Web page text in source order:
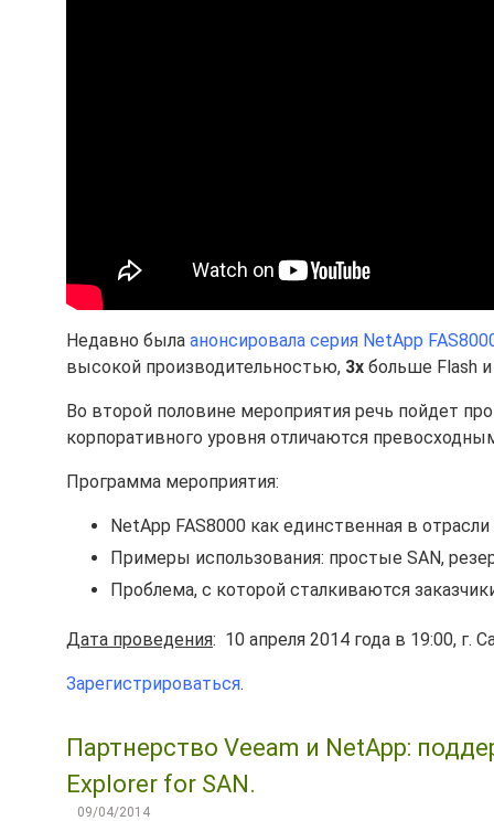
Недавно была анонсировала серия NetApp
высокой производительностью, 3х больше Flash
Во второй половине мероприятия речь пойдет
корпоративного уровня отличаются
Программа мероприятия:
NetApp FAS8000 как единственная в
Примеры использования: простые SAN,
Проблема, с которой сталкиваются
Дата проведения: 10 апреля 2014 года в 19:00, г.
Зарегистрироваться.
Партнерство Veeam и NetApp:
Explorer for SAN.
09/04/2014